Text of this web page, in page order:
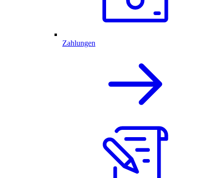
Zahlungen